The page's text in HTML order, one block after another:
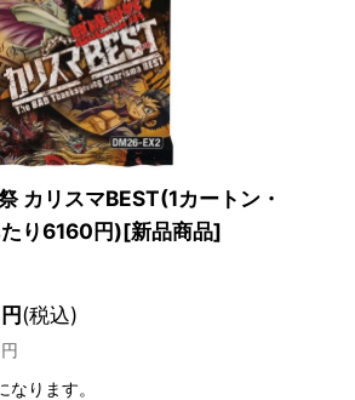
カリスマBEST(1カートン・
り6160円)[新品商品]
円(税込)
円
なります。